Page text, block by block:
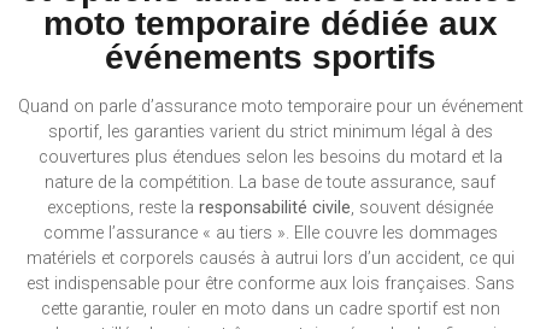
moto temporaire dédiée aux
événements sportifs
Quand on parle d’assurance moto temporaire pour un événement
sportif, les garanties varient du strict minimum légal à des
couvertures plus étendues selon les besoins du motard et la
nature de la compétition. La base de toute assurance, sauf
exceptions, reste la responsabilité civile, souvent désignée
comme l’assurance « au tiers ». Elle couvre les dommages
matériels et corporels causés à autrui lors d’un accident, ce qui
est indispensable pour être conforme aux lois françaises. Sans
cette garantie, rouler en moto dans un cadre sportif est non